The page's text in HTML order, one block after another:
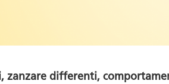
zanzare differenti,